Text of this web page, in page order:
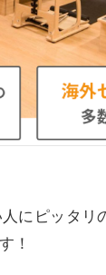
にピッタリ
！